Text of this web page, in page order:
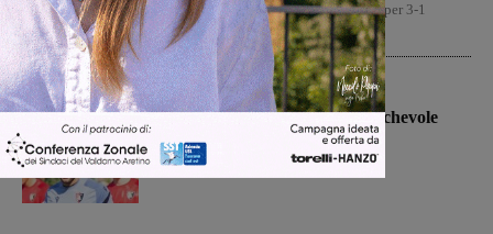
Il Terranuova Traiana, pur non demeritando, è stata sconfitto per 3-1
nell'amichevole in casa del Grosseto, squadra di serie...
Calcio
Il Montevarchi affronta in amichevole
Michele Bossini 8 Agosto 2026